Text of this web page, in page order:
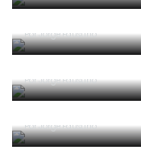
PorJorge Faustino
PorJorge Faustino
PorJorge Faustino